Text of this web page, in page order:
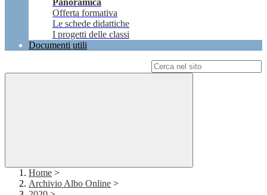
Panoramica
Offerta formativa
Le schede didattiche
I progetti delle classi
Documenti utili
Home >
Archivio Albo Online >